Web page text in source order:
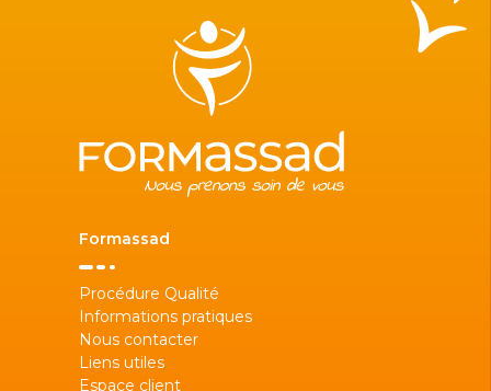
Formassad
Procédure Qualité
Informations pratiques
Nous contacter
Liens utiles
Espace client